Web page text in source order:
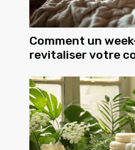
Comment un
revitaliser votre